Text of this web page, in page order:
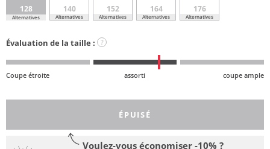
128
Alternatives
140
Alternatives
152
Alternatives
164
Alternatives
176
Alternatives
Évaluation de la taille : ?
Coupe étroite assorti coupe ample
ÉPUISÉ
Voulez-vous économiser -10% ?